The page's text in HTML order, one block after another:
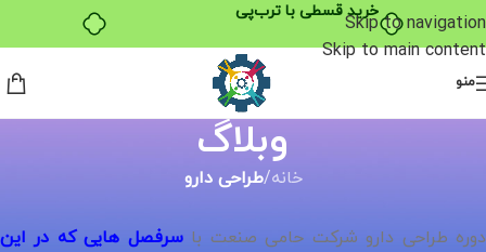
خرید قسطی با ترب‌پی
Skip to navigation
Skip to main content
منو
وبلاگ
خانه/طراحی دارو
دوره طراحی دارو شرکت حامی صنعت باسرفصل هایی که در این